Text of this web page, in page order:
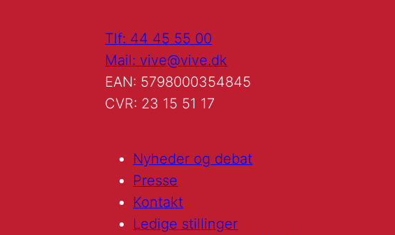
Tlf: 44 45 55 00
Mail: vive@vive.dk
EAN: 5798000354845
CVR: 23 15 51 17
Nyheder og debat
Presse
Kontakt
Ledige stillinger